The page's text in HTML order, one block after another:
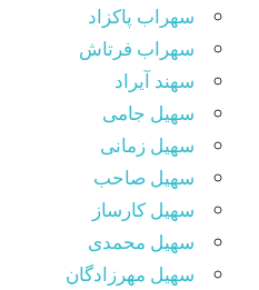
سهراب پاکزاد
سهراب فرتاش
سهند آیراد
سهیل جامی
سهیل زمانی
سهیل صاحب
سهیل کارساز
سهیل محمدی
سهیل مهرزادگان